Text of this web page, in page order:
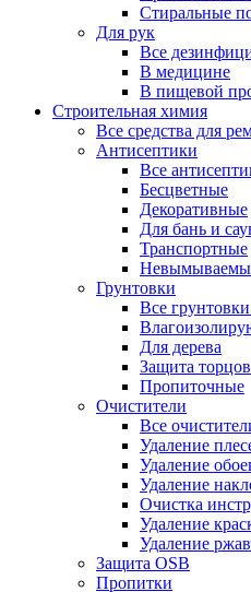
Стиральные
Для рук
Все
В медицине
В пищевой
Строительная химия
Все средства для
Антисептики
Все
Бесцветные
Декоративные
Для бань и
Транспортные
Грунтовки
Все
Для дерева
Защита
Пропиточные
Очистители
Все
Удаление
Удаление
Удаление
Очистка
Удаление
Удаление
Защита OSB
Пропитки